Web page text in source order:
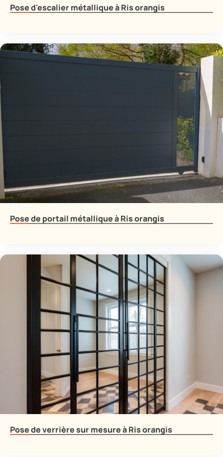
Pose d'escalier métallique à Ris orangis
Pose de portail métallique à Ris orangis
Pose de verrière sur mesure à Ris orangis